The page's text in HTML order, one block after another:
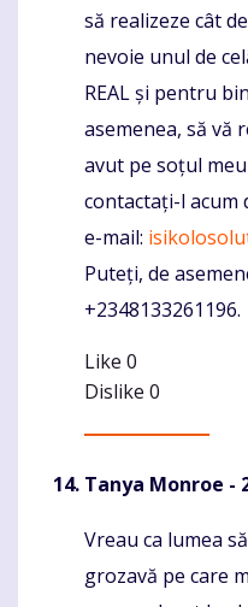
să realizeze cât
nevoie unul de
REAL și pentru
asemenea, să vă
avut pe soțul
contactați-l acum
e-mail:
Puteți, de
+2348133261196.
Like 0
Dislike 0
Tanya Monroe -
Komentaras
Vreau ca lumea
grozavă pe care